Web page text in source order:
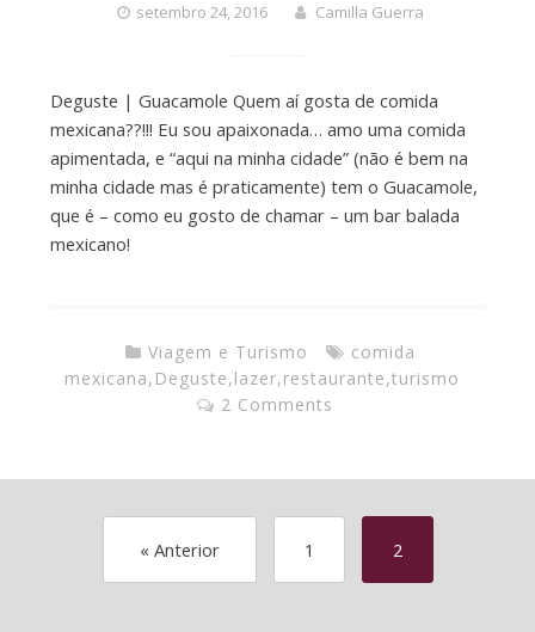
setembro 24, 2016 Camilla Guerra
Deguste | Guacamole Quem aí gosta de comida
mexicana??!!! Eu sou apaixonada… amo uma comida
apimentada, e “aqui na minha cidade” (não é bem na
minha cidade mas é praticamente) tem o Guacamole,
que é – como eu gosto de chamar – um bar balada
mexicano!
Viagem e Turismo
comida
mexicana, Deguste,lazer,restaurante,turismo
2 Comments
« Anterior 1 2